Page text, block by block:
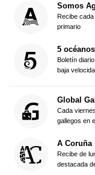
Somos
Recibe
primario
5 océanos
Boletín
baja
Global
Cada
gallegos en
A Coruña
Recibe de
destacada